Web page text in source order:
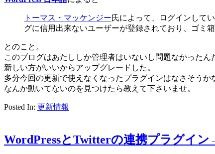
トーマス・マッケンジー氏によって、ログインして
グに信用出来ないユーザーが登録されており、ゴミ
とのこと。
このブログはあたししか管理者はいないし問題なかったん
新しい方がいいからアップグレードした。
多分今回の更新で使えなくなったプラグインはなさそうか
なんか動いてないのを見つけたら教えて下さいませ。
Posted In: 更新情報
WordPressとTwitterの連携プラグイン